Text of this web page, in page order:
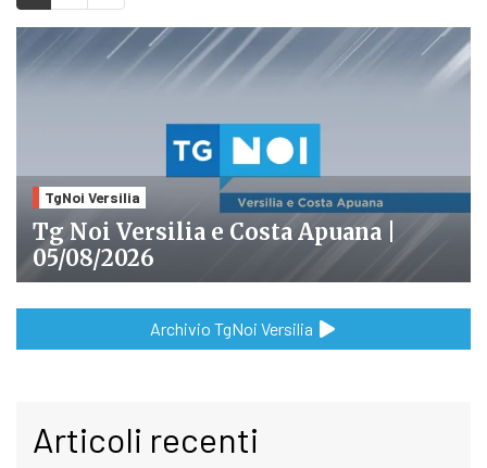
TgNoi Versilia
Tg Noi Versilia e Costa Apuana |
05/08/2026
Archivio TgNoi Versilia
Articoli recenti